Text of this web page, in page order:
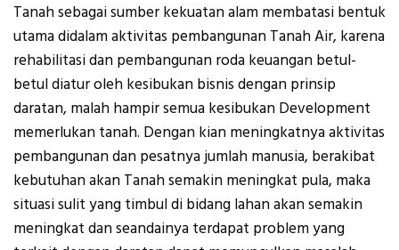
Tanah sebagai sumber kekuatan alam membatasi bentuk
utama didalam aktivitas pembangunan Tanah Air, karena
rehabilitasi dan pembangunan roda keuangan betul-
betul diatur oleh kesibukan bisnis dengan prinsip
daratan, malah hampir semua kesibukan Development
memerlukan tanah. Dengan kian meningkatnya aktivitas
pembangunan dan pesatnya jumlah manusia, berakibat
kebutuhan akan Tanah semakin meningkat pula, maka
situasi sulit yang timbul di bidang lahan akan semakin
meningkat dan seandainya terdapat problem yang